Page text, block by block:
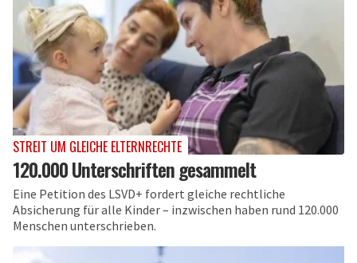
STREIT UM GLEICHE ELTERNRECHTE
120.000 Unterschriften gesammelt
Eine Petition des LSVD+ fordert gleiche rechtliche
Absicherung für alle Kinder – inzwischen haben rund 120.000
Menschen unterschrieben.